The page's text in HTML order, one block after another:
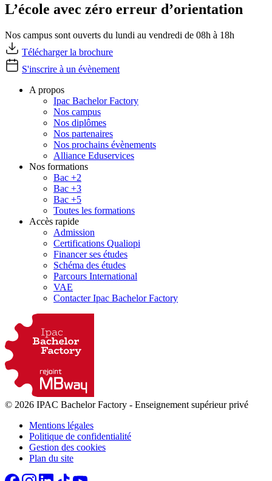
L’école avec zéro erreur d’orientation
Nos campus sont ouverts du lundi au vendredi de 08h à 18h
Télécharger la brochure
S'inscrire à un évènement
A propos
Ipac Bachelor Factory
Nos campus
Nos diplômes
Nos partenaires
Nos prochains évènements
Alliance Eduservices
Nos formations
Bac +2
Bac +3
Bac +5
Toutes les formations
Accès rapide
Admission
Certifications Qualiopi
Financer ses études
Schéma des études
Parcours International
VAE
Contacter Ipac Bachelor Factory
© 2026 IPAC Bachelor Factory - Enseignement supérieur privé
Mentions légales
Politique de confidentialité
Gestion des cookies
Plan du site